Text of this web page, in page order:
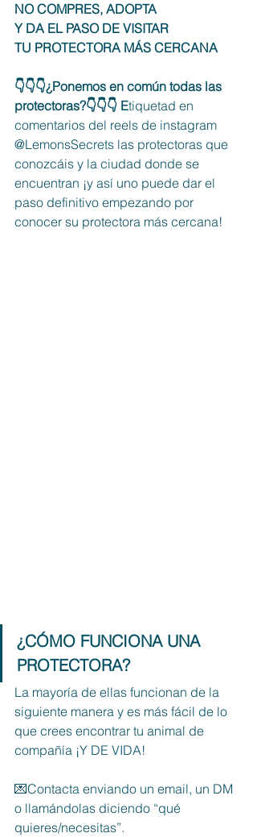
NO COMPRES, ADOPTA
Y DA EL PASO DE VISITAR
TU PROTECTORA MÁS CERCANA
👇👇👇¿Ponemos en común todas las
protectoras?👇👇👇 Etiquetad en
comentarios del reels de instagram
@LemonsSecrets las protectoras que
conozcáis y la ciudad donde se
encuentran ¡y así uno puede dar el
paso definitivo empezando por
conocer su protectora más cercana!
¿CÓMO FUNCIONA UNA
PROTECTORA?
La mayoría de ellas funcionan de la
siguiente manera y es más fácil de lo
que crees encontrar tu animal de
compañía ¡Y DE VIDA!
💌Contacta enviando un email, un DM
o llamándolas diciendo “qué
quieres/necesitas”.